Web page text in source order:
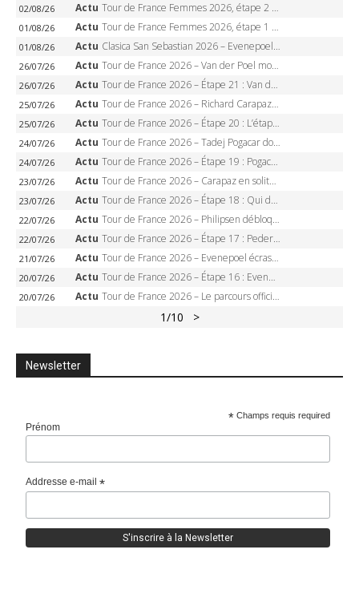
02/08/26 Actu Tour de France Femmes 2026, étape 2 – Lorena Wiebes doublé à Genève, Markus héroïque, 7e record
01/08/26 Actu Tour de France Femmes 2026, étape 1 – Lorena Wiebes intouchable à Lausanne, premier maillot jaune
01/08/26 Actu Clasica San Sebastian 2026 – Evenepoel recordman, 4e victoire, Carapaz battu au sprint
26/07/26 Actu Tour de France 2026 – Van der Poel monumental à Paris, Pogacar égale le record des cinq sacres
26/07/26 Actu Tour de France 2026 – Étape 21 : Van der Poel, Pogacar, qui succédera à Wout van Aert sur les Champs-Elysées ?
25/07/26 Actu Tour de France 2026 – Richard Carapaz roi des Alpes, doublé et maillot à pois, Seixas perd le podium
25/07/26 Actu Tour de France 2026 – Étape 20 : L’étape reine, Galibier, Sarenne, Alpe d’Huez, qui succédera à Pogacar ?
24/07/26 Actu Tour de France 2026 – Tadej Pogacar dompte l’Alpe d’Huez, 5e victoire, record de Pantani pulvérisé
24/07/26 Actu Tour de France 2026 – Étape 19 : Pogacar peut-il enfin dompter l’Alpe d’Huez ?
23/07/26 Actu Tour de France 2026 – Carapaz en solitaire à Orcières-Merlette, Paret-Peintre à un point du maillot à pois
23/07/26 Actu Tour de France 2026 – Étape 18 : Qui domptera Orcières-Merlette, première marche vers l’Alpe d’Huez ?
22/07/26 Actu Tour de France 2026 – Philipsen débloque son compteur à Voiron, Pedersen en danger pour le maillot vert
22/07/26 Actu Tour de France 2026 – Étape 17 : Pedersen peut-il verrouiller le maillot vert à Voiron ?
21/07/26 Actu Tour de France 2026 – Evenepoel écrase le chrono d’Évian, Seixas 4e, Lipowitz abandonne
20/07/26 Actu Tour de France 2026 – Étape 16 : Evenepoel, Pogacar, Ganna… qui domptera le chrono d’Évian pour redessiner le podium ?
20/07/26 Actu Tour de France 2026 – Le parcours officiel complet : 21 étapes, profils, carte et dates
1/10 >
Newsletter
* Champs requis required
Prénom
Addresse e-mail*